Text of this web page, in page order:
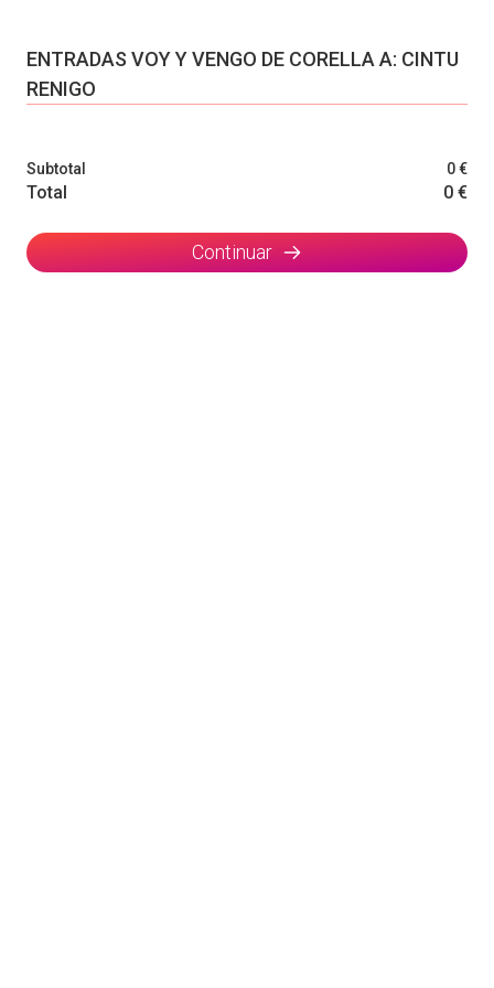
ENTRADAS VOY Y VENGO DE CORELLA A: CINTU
RENIGO
Subtotal 0 €
Total 0 €
Continuar